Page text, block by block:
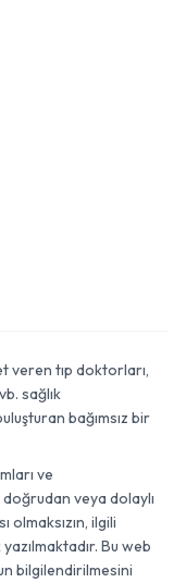
veren tıp doktorları,
sağlık
bağımsız bir
ve
veya dolaylı
ilgili
Bu web
bilgilendirilmesini